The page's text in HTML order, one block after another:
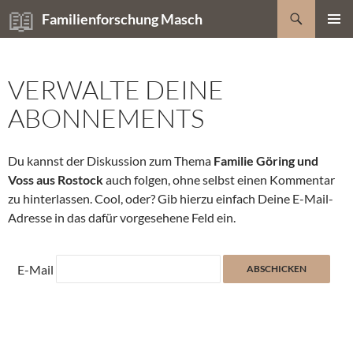
Zum
Inhalt
Familienforschung Masch
Suchen
VERWALTE DEINE
ABONNEMENTS
Du kannst der Diskussion zum Thema Familie Göring und
Voss aus Rostockauch folgen, ohne selbst einen Kommentar
zu hinterlassen. Cool, oder? Gib hierzu einfach Deine E-Mail-
Adresse in das dafür vorgesehene Feld ein.
E-Mail